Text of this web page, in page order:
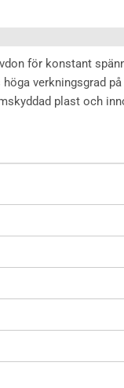
för konstant
verkningsgrad
plast och